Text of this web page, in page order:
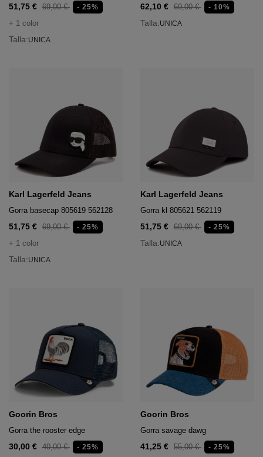
51,75 € 69,00 € - 25%
+ 1 color
Talla:UNICA
62,10 € 69,00 € - 10%
Talla:UNICA
Karl Lagerfeld Jeans
Gorra basecap 805619 562128
51,75 € 69,00 € - 25%
+ 1 color
Talla:UNICA
Karl Lagerfeld Jeans
Gorra kl 805621 562119
51,75 € 69,00 € - 25%
Talla:UNICA
Goorin Bros
Gorra the rooster edge
30,00 € 40,00 € - 25%
Goorin Bros
Gorra savage dawg
41,25 € 55,00 € - 25%